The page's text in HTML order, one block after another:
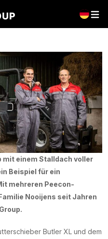
mit einem Stalldach voller
Beispiel für ein
mehreren Peecon-
Nooijens seit Jahren
Butler XL und dem